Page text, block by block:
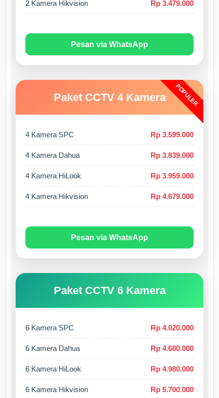
2 Kamera Hikvision Rp 3.479.000
Pesan via WhatsApp
POPULER
Paket CCTV 4 Kamera
4 Kamera SPC Rp 3.599.000
4 Kamera Dahua Rp 3.839.000
4 Kamera HiLook Rp 3.959.000
4 Kamera Hikvision Rp 4.679.000
Pesan via WhatsApp
Paket CCTV 6 Kamera
6 Kamera SPC Rp 4.020.000
6 Kamera Dahua Rp 4.680.000
6 Kamera HiLook Rp 4.980.000
6 Kamera Hikvision Rp 5.700.000